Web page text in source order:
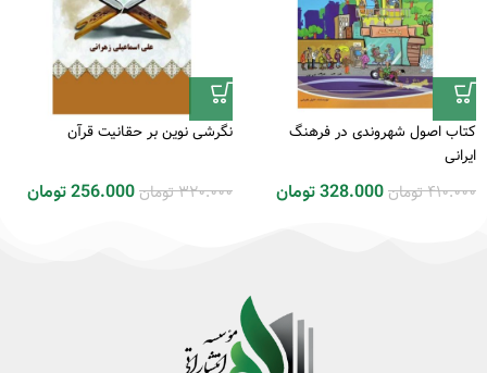
کتاب اصول شهروندی در فرهنگ
ایرانی
410.000تومان328.000تومان
نگرشی نوین بر حقانیت قرآن
320.000تومان256.000تومان